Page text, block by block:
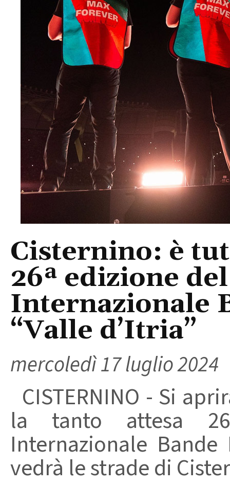
Cisternino: è
26ª edizione
Internazionale
“Valle d’Itria”
mercoledì 17 luglio 2024
CISTERNINO - Si
la tanto attesa
Internazionale Bande
vedrà le strade di